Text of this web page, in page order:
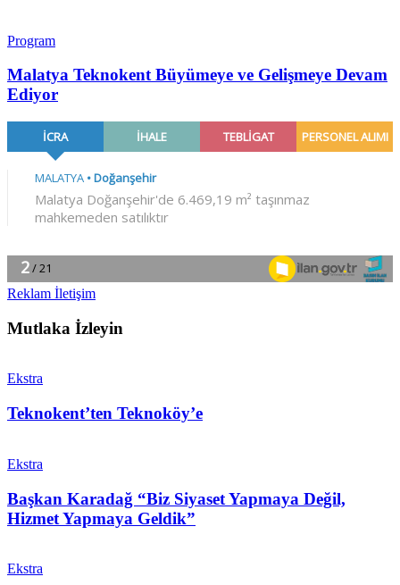
Program
Malatya Teknokent Büyümeye ve Gelişmeye Devam
Ediyor
Reklam İletişim
Mutlaka İzleyin
Ekstra
Teknokent’ten Teknoköy’e
Ekstra
Başkan Karadağ “Biz Siyaset Yapmaya Değil,
Hizmet Yapmaya Geldik”
Ekstra